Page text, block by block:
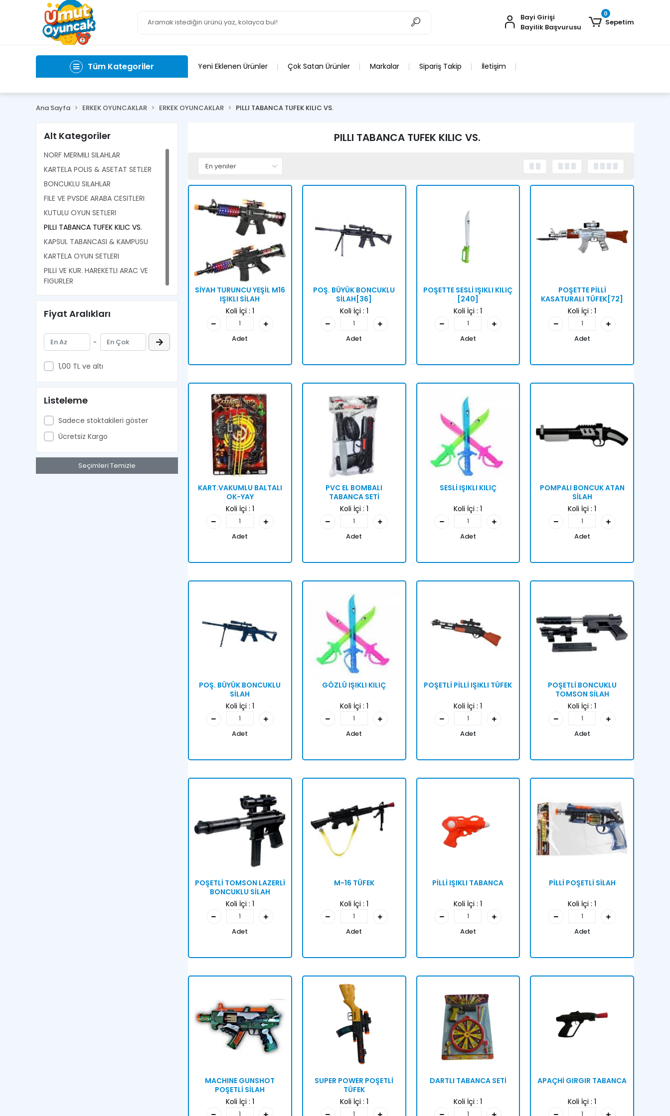
Bayi Girişi
Bayilik Başvurusu
0
Sepetim
Tüm Kategoriler Yeni Eklenen Ürünler Çok Satan Ürünler Markalar Sipariş Takip İletişim
Ana Sayfa ERKEK OYUNCAKLAR ERKEK OYUNCAKLAR PILLI TABANCA TUFEK KILIC VS.
Alt Kategoriler
NORF MERMILI SILAHLAR
KARTELA POLIS & ASETAT SETLER
BONCUKLU SILAHLAR
FILE VE PVSDE ARABA CESITLERI
KUTULU OYUN SETLERI
PILLI TABANCA TUFEK KILIC VS.
KAPSUL TABANCASI & KAMPUSU
KARTELA OYUN SETLERI
PILLI VE KUR. HAREKETLI ARAC VE
FIGURLER
Fiyat Aralıkları
-
1,00 TL ve altı
Listeleme
Sadece stoktakileri göster
Ücretsiz Kargo
Seçimleri Temizle
PILLI TABANCA TUFEK KILIC VS.
SİYAH TURUNCU YEŞİL M16
IŞIKLI SİLAH
Koli İçi : 1
Adet
POŞ. BÜYÜK BONCUKLU
SİLAH[36]
Koli İçi : 1
Adet
POŞETTE SESLİ IŞIKLI KILIÇ
[240]
Koli İçi :1
Adet
POŞETTE PİLLİ
KASATURALI TÜFEK[72]
Koli İçi :1
Adet
KART.VAKUMLU BALTALI
OK-YAY
Koli İçi : 1
Adet
PVC EL BOMBALI
TABANCA SETİ
Koli İçi : 1
Adet
SESLİ IŞIKLI KILIÇ
Koli İçi :1
Adet
POMPALI BONCUK ATAN
SİLAH
Koli İçi :1
Adet
POŞ. BÜYÜK BONCUKLU
SİLAH
Koli İçi : 1
Adet
GÖZLÜ IŞIKLI KILIÇ
Koli İçi : 1
Adet
POŞETLİ PİLLİ IŞIKLI TÜFEK
Koli İçi :1
Adet
POŞETLİ BONCUKLU
TOMSON SİLAH
Koli İçi :1
Adet
POŞETLİ TOMSON LAZERLİ
BONCUKLU SİLAH
Koli İçi : 1
Adet
M-16 TÜFEK
Koli İçi : 1
Adet
PİLLİ IŞIKLI TABANCA
Koli İçi :1
Adet
PİLLİ POŞETLİ SİLAH
Koli İçi :1
Adet
MACHINE GUNSHOT
POŞETLİ SİLAH
Koli İçi : 1
SUPER POWER POŞETLİ
TÜFEK
Koli İçi : 1
DARTLI TABANCA SETİ
Koli İçi :1
APAÇHİ GIRGIR TABANCA
Koli İçi :1